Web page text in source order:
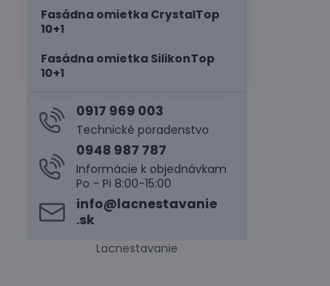
Fasádna omietka CrystalTop
10+1
Fasádna omietka SilikonTop
10+1
0917 969 003
Technické poradenstvo
0948 987 787
Informácie k objednávkam
Po - Pi 8:00-15:00
info​@lacnestavanie​
.sk
Lacnestavanie